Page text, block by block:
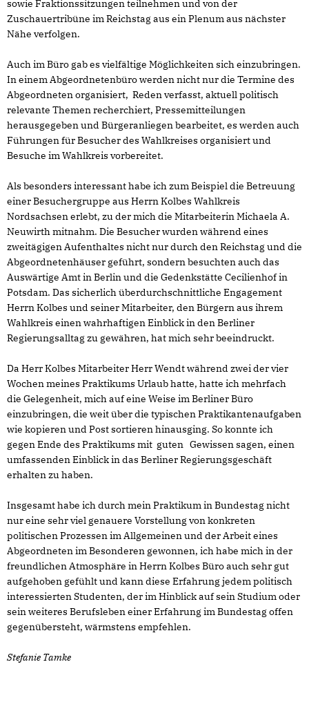
sowie Fraktionssitzungen teilnehmen und von der
Zuschauertribüne im Reichstag aus ein Plenum aus nächster
Nähe verfolgen.
Auch im Büro gab es vielfältige Möglichkeiten sich einzubringen.
In einem Abgeordnetenbüro werden nicht nur die Termine des
Abgeordneten organisiert, Reden verfasst, aktuell politisch
relevante Themen recherchiert, Pressemitteilungen
herausgegeben und Bürgeranliegen bearbeitet, es werden auch
Führungen für Besucher des Wahlkreises organisiert und
Besuche im Wahlkreis vorbereitet.
Als besonders interessant habe ich zum Beispiel die Betreuung
einer Besuchergruppe aus Herrn Kolbes Wahlkreis
Nordsachsen erlebt, zu der mich die Mitarbeiterin Michaela A.
Neuwirth mitnahm. Die Besucher wurden während eines
zweitägigen Aufenthaltes nicht nur durch den Reichstag und die
Abgeordnetenhäuser geführt, sondern besuchten auch das
Auswärtige Amt in Berlin und die Gedenkstätte Cecilienhof in
Potsdam. Das sicherlich überdurchschnittliche Engagement
Herrn Kolbes und seiner Mitarbeiter, den Bürgern aus ihrem
Wahlkreis einen wahrhaftigen Einblick in den Berliner
Regierungsalltag zu gewähren, hat mich sehr beeindruckt.
Da Herr Kolbes Mitarbeiter Herr Wendt während zwei der vier
Wochen meines Praktikums Urlaub hatte, hatte ich mehrfach
die Gelegenheit, mich auf eine Weise im Berliner Büro
einzubringen, die weit über die typischen Praktikantenaufgaben
wie kopieren und Post sortieren hinausging. So konnte ich
gegen Ende des Praktikums mit guten Gewissen sagen, einen
umfassenden Einblick in das Berliner Regierungsgeschäft
erhalten zu haben.
Insgesamt habe ich durch mein Praktikum in Bundestag nicht
nur eine sehr viel genauere Vorstellung von konkreten
politischen Prozessen im Allgemeinen und der Arbeit eines
Abgeordneten im Besonderen gewonnen, ich habe mich in der
freundlichen Atmosphäre in Herrn Kolbes Büro auch sehr gut
aufgehoben gefühlt und kann diese Erfahrung jedem politisch
interessierten Studenten, der im Hinblick auf sein Studium oder
sein weiteres Berufsleben einer Erfahrung im Bundestag offen
gegenübersteht, wärmstens empfehlen.
Stefanie Tamke